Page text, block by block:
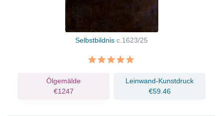
Selbstbildnis c.1623/25
Ölgemälde
€1247
Leinwand-Kunstdruck
€59.46